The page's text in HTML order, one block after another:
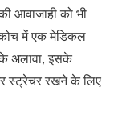
आवाजाही को भी
कोच में एक मेडिकल
अलावा, इसके
स्ट्रेचर रखने के लिए